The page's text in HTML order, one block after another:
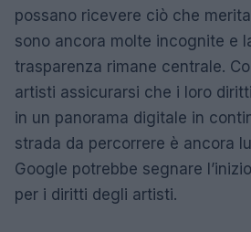
possano ricevere ciò che
sono ancora molte incognite e
trasparenza rimane centrale.
artisti assicurarsi che i loro
in un panorama digitale in
strada da percorrere è ancora
Google potrebbe segnare
per i diritti degli artisti.